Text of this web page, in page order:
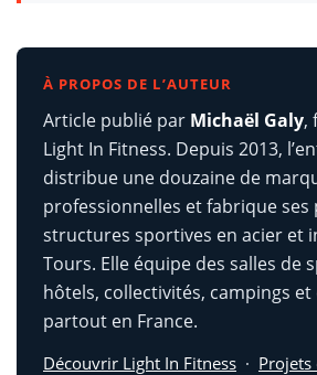
À PROPOS DE L’AUTEUR
Article publié par Michaël Galy,
Light In Fitness. Depuis 2013,
distribue une douzaine de
professionnelles et fabrique ses
structures sportives en acier et
Tours. Elle équipe des salles de
hôtels, collectivités, campings
partout en France.
Découvrir Light In Fitness · Projets